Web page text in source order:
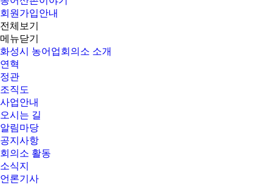
회원가입안내
전체보기
메뉴닫기
화성시 농어업회의소 소개
연혁
정관
조직도
사업안내
오시는 길
알림마당
공지사항
회의소 활동
소식지
언론기사